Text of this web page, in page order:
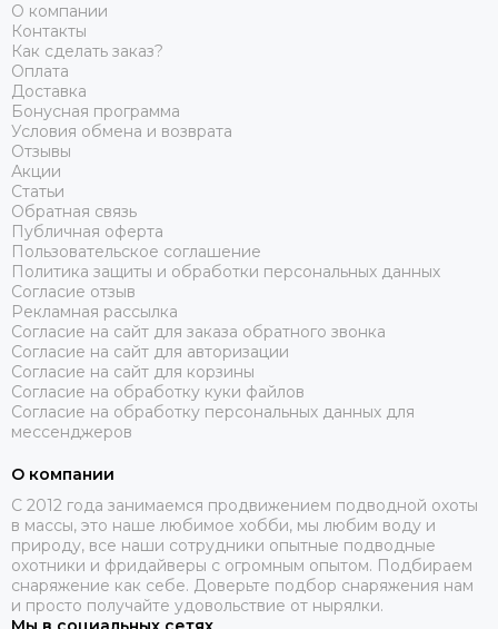
О компании
Контакты
Как сделать заказ?
Оплата
Доставка
Бонусная программа
Условия обмена и возврата
Отзывы
Акции
Статьи
Обратная связь
Публичная оферта
Пользовательское соглашение
Политика защиты и обработки персональных данных
Согласие отзыв
Рекламная рассылка
Согласие на сайт для заказа обратного звонка
Согласие на сайт для авторизации
Согласие на сайт для корзины
Согласие на обработку куки файлов
Согласие на обработку персональных данных для
мессенджеров
О компании
C 2012 года занимаемся продвижением подводной охоты
в массы, это наше любимое хобби, мы любим воду и
природу, все наши сотрудники опытные подводные
охотники и фридайверы с огромным опытом. Подбираем
снаряжение как себе. Доверьте подбор снаряжения нам
и просто получайте удовольствие от нырялки.